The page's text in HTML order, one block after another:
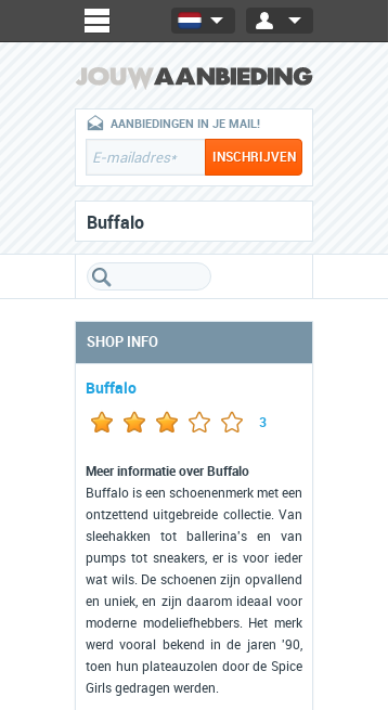
AANBIEDINGEN IN JE MAIL!
Buffalo
SHOP INFO
Buffalo
3
Meer informatie over Buffalo
Buffalo is een schoenenmerk met een
ontzettend uitgebreide collectie. Van
sleehakken tot ballerina's en van
pumps tot sneakers, er is voor ieder
wat wils. De schoenen zijn opvallend
en uniek, en zijn daarom ideaal voor
moderne modeliefhebbers. Het merk
werd vooral bekend in de jaren '90,
toen hun plateauzolen door de Spice
Girls gedragen werden.